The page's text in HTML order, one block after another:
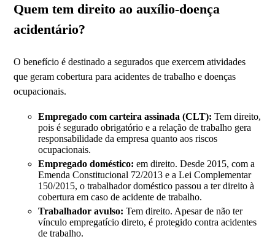
Quem tem direito ao auxílio-doença
acidentário?
O benefício é destinado a segurados que exercem atividades
que geram cobertura para acidentes de trabalho e doenças
ocupacionais.
Empregado com carteira assinada (CLT):Tem direito,
pois é segurado obrigatório e a relação de trabalho gera
responsabilidade da empresa quanto aos riscos
ocupacionais.
Empregado doméstico: em direito. Desde 2015, com a
Emenda Constitucional 72/2013 e a Lei Complementar
150/2015, o trabalhador doméstico passou a ter direito à
cobertura em caso de acidente de trabalho.
Trabalhador avulso: Tem direito. Apesar de não ter
vínculo empregatício direto, é protegido contra acidentes
de trabalho.